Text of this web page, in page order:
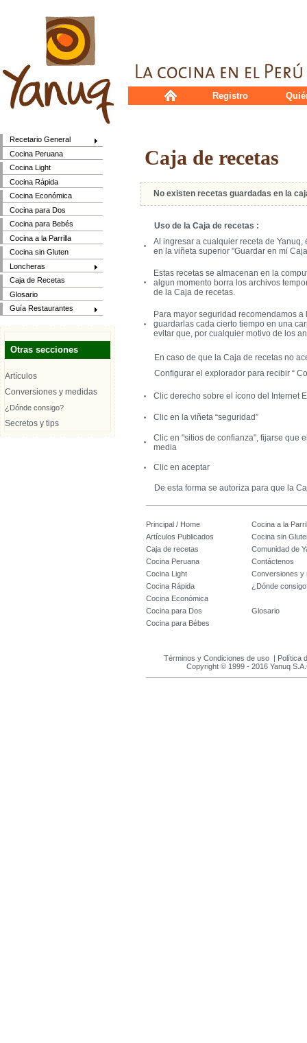
Recetario General
Cocina Peruana
Cocina Light
Cocina Rápida
Cocina Económica
Cocina para Dos
Cocina para Bebés
Cocina a la Parrilla
Cocina sin Gluten
Loncheras
Caja de Recetas
Glosario
Guía Restaurantes
Otras secciones
Artículos
Conversiones y medidas
¿Dónde consigo?
Secretos y tips
Registro
Caja de recetas
No existen recetas guardadas en la
Uso de la Caja de recetas :
Al ingresar a cualquier receta de
en la viñeta superior "Guardar en mi
Estas recetas se almacenan en la
algun momento borra los archivos
de la Caja de recetas.
Para mayor seguridad recomendamos
guardarlas cada cierto tiempo en una
evitar que, por cualquier motivo de los
En caso de que la Caja de recetas no
Configurar el explorador para recibir “
Clic derecho sobre el ícono del Internet
Clic en la viñeta “seguridad”
Clic en "sitios de confianza", fijarse que
media
Clic en aceptar
De esta forma se autoriza para que la
Principal / Home
Cocina a la
Artículos Publicados
Cocina sin
Caja de recetas
Comunidad de
Cocina Peruana
Contáctenos
Cocina Light
Conversiones y
Cocina Rápida
¿Dónde
Cocina Económica
Cocina para Dos
Glosario
Cocina para Bébes
Términos y Condiciones de uso| Política
Copyright © 1999 - 2016 Yanuq